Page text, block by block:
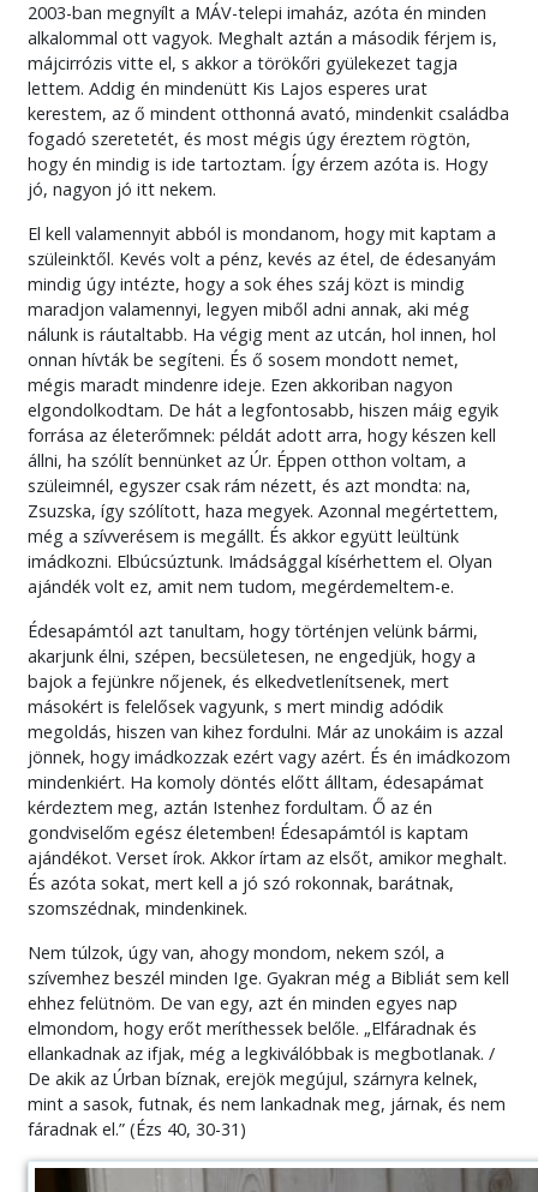
2003-ban megnyílt a MÁV-telepi imaház, azóta én minden
alkalommal ott vagyok. Meghalt aztán a második férjem is,
májcirrózis vitte el, s akkor a törökőri gyülekezet tagja
lettem. Addig én mindenütt Kis Lajos esperes urat
kerestem, az ő mindent otthonná avató, mindenkit családba
fogadó szeretetét, és most mégis úgy éreztem rögtön,
hogy én mindig is ide tartoztam. Így érzem azóta is. Hogy
jó, nagyon jó itt nekem.
El kell valamennyit abból is mondanom, hogy mit kaptam a
szüleinktől. Kevés volt a pénz, kevés az étel, de édesanyám
mindig úgy intézte, hogy a sok éhes száj közt is mindig
maradjon valamennyi, legyen miből adni annak, aki még
nálunk is ráutaltabb. Ha végig ment az utcán, hol innen, hol
onnan hívták be segíteni. És ő sosem mondott nemet,
mégis maradt mindenre ideje. Ezen akkoriban nagyon
elgondolkodtam. De hát a legfontosabb, hiszen máig egyik
forrása az életerőmnek: példát adott arra, hogy készen kell
állni, ha szólít bennünket az Úr. Éppen otthon voltam, a
szüleimnél, egyszer csak rám nézett, és azt mondta: na,
Zsuzska, így szólított, haza megyek. Azonnal megértettem,
még a szívverésem is megállt. És akkor együtt leültünk
imádkozni. Elbúcsúztunk. Imádsággal kísérhettem el. Olyan
ajándék volt ez, amit nem tudom, megérdemeltem-e.
Édesapámtól azt tanultam, hogy történjen velünk bármi,
akarjunk élni, szépen, becsületesen, ne engedjük, hogy a
bajok a fejünkre nőjenek, és elkedvetlenítsenek, mert
másokért is felelősek vagyunk, s mert mindig adódik
megoldás, hiszen van kihez fordulni. Már az unokáim is azzal
jönnek, hogy imádkozzak ezért vagy azért. És én imádkozom
mindenkiért. Ha komoly döntés előtt álltam, édesapámat
kérdeztem meg, aztán Istenhez fordultam. Ő az én
gondviselőm egész életemben! Édesapámtól is kaptam
ajándékot. Verset írok. Akkor írtam az elsőt, amikor meghalt.
És azóta sokat, mert kell a jó szó rokonnak, barátnak,
szomszédnak, mindenkinek.
Nem túlzok, úgy van, ahogy mondom, nekem szól, a
szívemhez beszél minden Ige. Gyakran még a Bibliát sem kell
ehhez felütnöm. De van egy, azt én minden egyes nap
elmondom, hogy erőt meríthessek belőle. „Elfáradnak és
ellankadnak az ifjak, még a legkiválóbbak is megbotlanak. /
De akik az Úrban bíznak, erejök megújul, szárnyra kelnek,
mint a sasok, futnak, és nem lankadnak meg, járnak, és nem
fáradnak el.” (Ézs 40, 30-31)